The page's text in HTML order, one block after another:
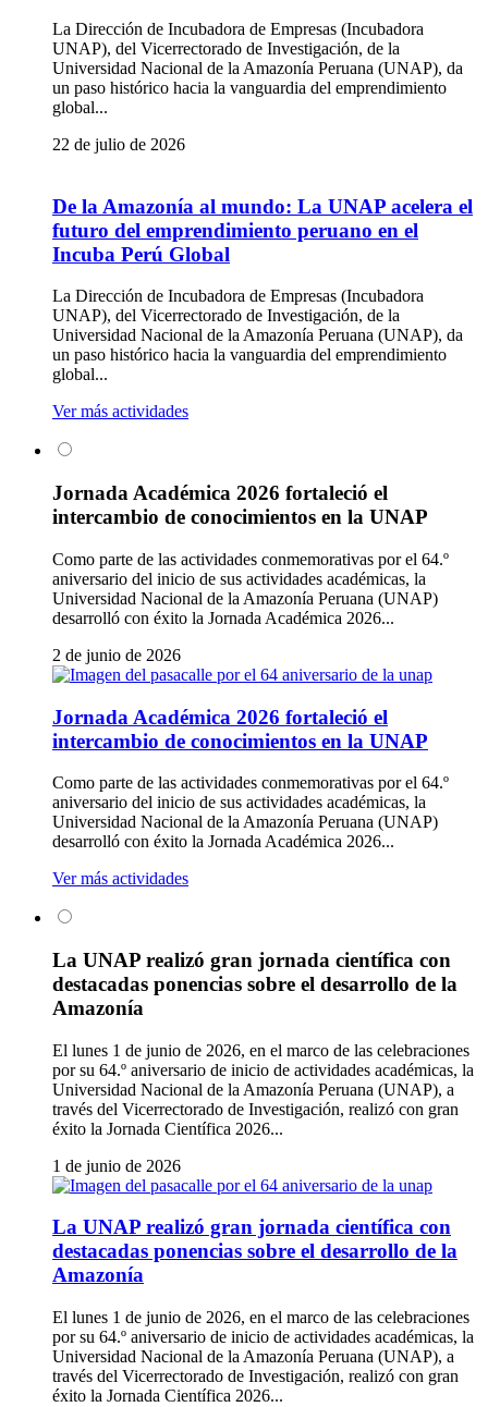
La Dirección de Incubadora de Empresas (Incubadora
UNAP), del Vicerrectorado de Investigación, de la
Universidad Nacional de la Amazonía Peruana (UNAP), da
un paso histórico hacia la vanguardia del emprendimiento
global...
22 de julio de 2026
De la Amazonía al mundo: La UNAP acelera el
futuro del emprendimiento peruano en el
Incuba Perú Global
La Dirección de Incubadora de Empresas (Incubadora
UNAP), del Vicerrectorado de Investigación, de la
Universidad Nacional de la Amazonía Peruana (UNAP), da
un paso histórico hacia la vanguardia del emprendimiento
global...
Ver más actividades
Jornada Académica 2026 fortaleció el
intercambio de conocimientos en la UNAP
Como parte de las actividades conmemorativas por el 64.º
aniversario del inicio de sus actividades académicas, la
Universidad Nacional de la Amazonía Peruana (UNAP)
desarrolló con éxito la Jornada Académica 2026...
2 de junio de 2026
Jornada Académica 2026 fortaleció el
intercambio de conocimientos en la UNAP
Como parte de las actividades conmemorativas por el 64.º
aniversario del inicio de sus actividades académicas, la
Universidad Nacional de la Amazonía Peruana (UNAP)
desarrolló con éxito la Jornada Académica 2026...
Ver más actividades
La UNAP realizó gran jornada científica con
destacadas ponencias sobre el desarrollo de la
Amazonía
El lunes 1 de junio de 2026, en el marco de las celebraciones
por su 64.º aniversario de inicio de actividades académicas, la
Universidad Nacional de la Amazonía Peruana (UNAP), a
través del Vicerrectorado de Investigación, realizó con gran
éxito la Jornada Científica 2026...
1 de junio de 2026
La UNAP realizó gran jornada científica con
destacadas ponencias sobre el desarrollo de la
Amazonía
El lunes 1 de junio de 2026, en el marco de las celebraciones
por su 64.º aniversario de inicio de actividades académicas, la
Universidad Nacional de la Amazonía Peruana (UNAP), a
través del Vicerrectorado de Investigación, realizó con gran
éxito la Jornada Científica 2026...